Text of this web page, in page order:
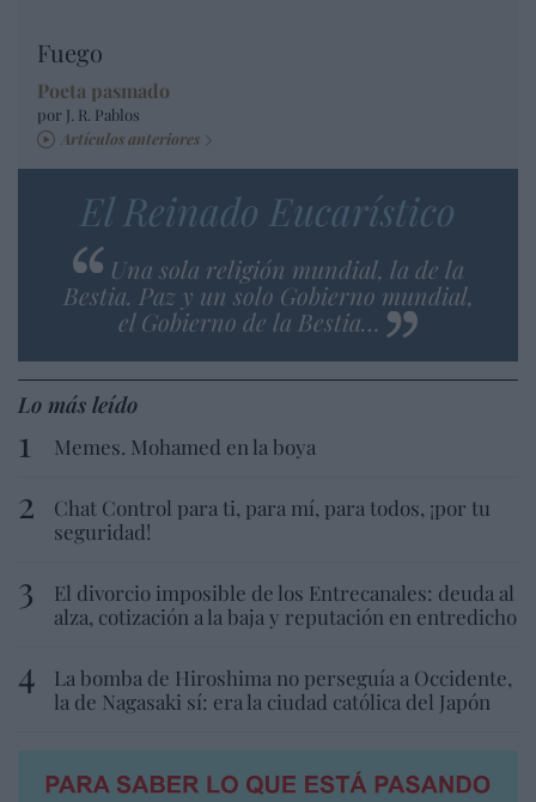
Fuego
Poeta pasmado
por J. R. Pablos
Artículos anteriores
El Reinado Eucarístico
Una sola religión mundial, la de la
Bestia. Paz y un solo Gobierno mundial,
el Gobierno de la Bestia…
Lo más leído
Memes. Mohamed en la boya
Chat Control para ti, para mí, para todos, ¡por tu
seguridad!
El divorcio imposible de los Entrecanales: deuda al
alza, cotización a la baja y reputación en entredicho
La bomba de Hiroshima no perseguía a Occidente,
la de Nagasaki sí: era la ciudad católica del Japón